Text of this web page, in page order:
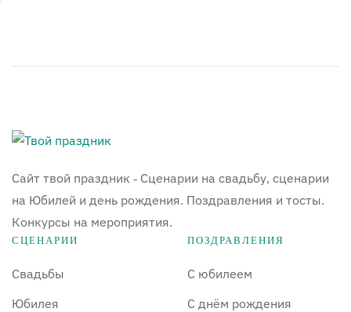
Сайт твой праздник - Сценарии на свадьбу, сценарии
на Юбилей и день рождения. Поздравления и тосты.
Конкурсы на мероприятия.
СЦЕНАРИИ
Свадьбы
Юбилея
ПОЗДРАВЛЕНИЯ
С юбилеем
С днём рождения